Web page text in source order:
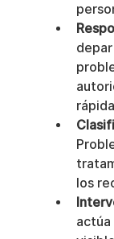
los
actúa